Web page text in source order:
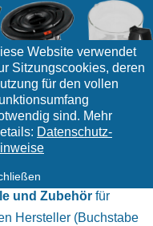
Website verwendet
Sitzungscookies, deren
für den vollen
sind. Mehr
Datenschutz-
und Zubehör für
Hersteller (Buchstabe